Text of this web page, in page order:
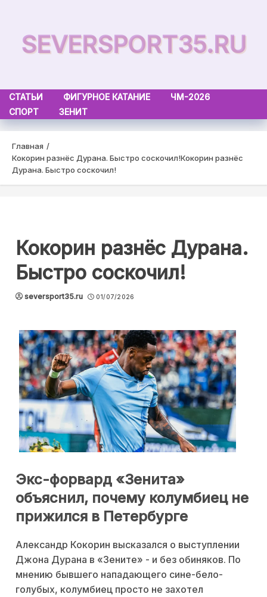
contentSEVERSPORT35.RU
СТАТЬИ ФИГУРНОЕ КАТАНИЕ
ЧМ-2026
СПОРТ
ЗЕНИТ
Главная
Кокорин разнёс Дурана. Быстро соскочил!Кокорин разнёс
Дурана. Быстро соскочил!
Кокорин разнёс Дурана.
Быстро соскочил!
seversport35.ru 01/07/2026
Экс-форвард «Зенита»
объяснил, почему колумбиец не
прижился в Петербурге
Александр Кокорин высказался о выступлении
Джона Дурана в «Зените» - и без обиняков. По
мнению бывшего нападающего сине-бело-
голубых, колумбиец просто не захотел